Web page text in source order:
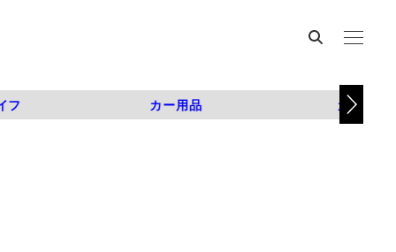
フ カー用品 カスタム